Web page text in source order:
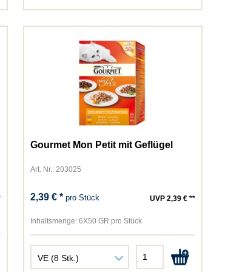
Gourmet Mon Petit mit Geflügel
Art. Nr.: 203025
2,39 € *pro Stück UVP 2,39 € **
Inhaltsmenge: 6X50 GR pro Stück